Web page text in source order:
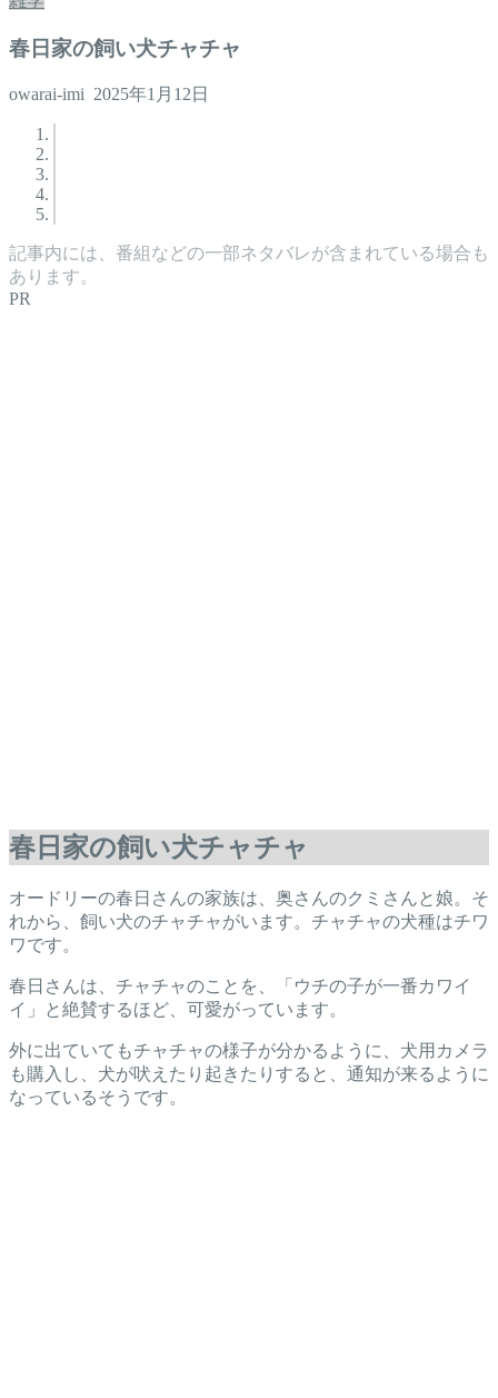
春日家の飼い犬チャチャ
owarai-imi 2025年1月12日
記事内には、番組などの一部ネタバレが含まれている場合も
あります。
PR
春日家の飼い犬チャチャ
オードリーの春日さんの家族は、奥さんのクミさんと娘。そ
れから、飼い犬のチャチャがいます。チャチャの犬種はチワ
ワです。
春日さんは、チャチャのことを、「ウチの子が一番カワイ
イ」と絶賛するほど、可愛がっています。
外に出ていてもチャチャの様子が分かるように、犬用カメラ
も購入し、犬が吠えたり起きたりすると、通知が来るように
なっているそうです。